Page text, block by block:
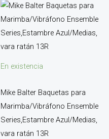
En existencia
Mike Balter Baquetas para
Marimba/Vibráfono Ensemble
Series,Estambre Azul/Medias,
vara ratán 13R